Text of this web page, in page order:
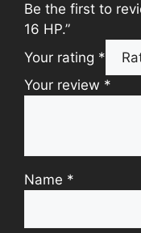
Be the first to
16 HP.”
Your rating *
Your review *
Name *